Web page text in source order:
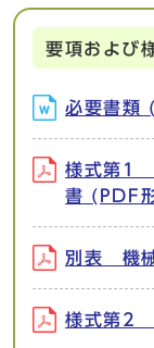
要項および
必要書類
様式第1
書 (PDF
別表 機
様式第2